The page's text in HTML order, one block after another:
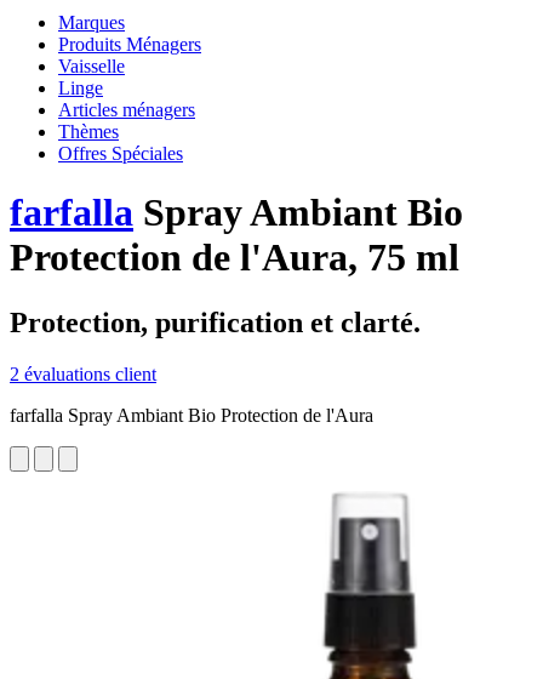
Marques
Produits Ménagers
Vaisselle
Linge
Articles ménagers
Thèmes
Offres Spéciales
farfalla Spray Ambiant Bio
Protection de l'Aura, 75 ml
Protection, purification et clarté.
2 évaluations client
farfalla Spray Ambiant Bio Protection de l'Aura